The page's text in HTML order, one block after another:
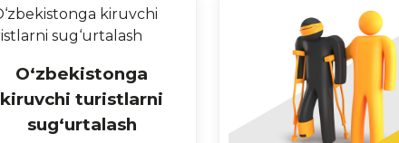
O‘zbekistonga
kiruvchi turistlarni
sug‘urtalash